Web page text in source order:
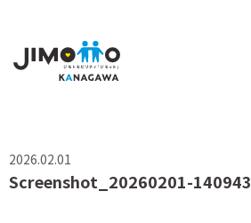
2026.02.01
Screenshot_20260201-140943